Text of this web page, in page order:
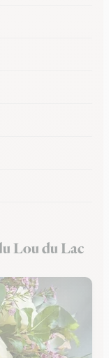
Lou du Lac